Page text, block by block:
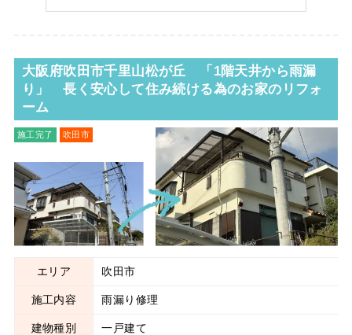
大阪府吹田市千里山松が丘 「1階天井から雨漏
り」 長く安心して住み続ける為のお家のリフォ
ーム
施工完了
吹田市
エリア 吹田市
施工内容 雨漏り修理
建物種別 一戸建て